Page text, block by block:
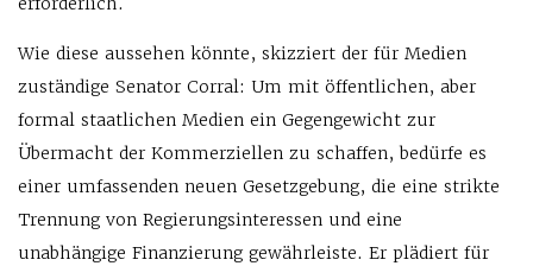
Wie diese aussehen könnte, skizziert der für Medien
zuständige Senator Corral: Um mit öffentlichen, aber
formal staatlichen Medien ein Gegengewicht zur
Übermacht der Kommerziellen zu schaffen, bedürfe es
einer umfassenden neuen Gesetzgebung, die eine strikte
Trennung von Regierungsinteressen und eine
unabhängige Finanzierung gewährleiste. Er plädiert für